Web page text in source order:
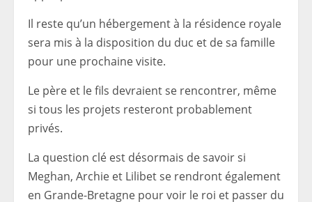
Il reste qu’un hébergement à la résidence royale
sera mis à la disposition du duc et de sa famille
pour une prochaine visite.
Le père et le fils devraient se rencontrer, même
si tous les projets resteront probablement
privés.
La question clé est désormais de savoir si
Meghan, Archie et Lilibet se rendront également
en Grande-Bretagne pour voir le roi et passer du